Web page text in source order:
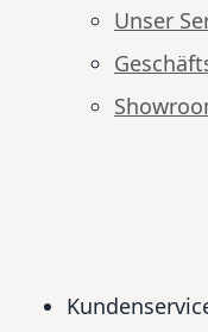
Unser